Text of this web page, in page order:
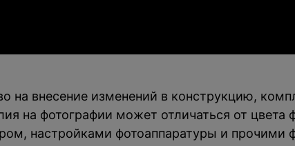
на внесение изменений в конструкцию,
на фотографии может отличаться от цвета
настройками фотоаппаратуры и прочими